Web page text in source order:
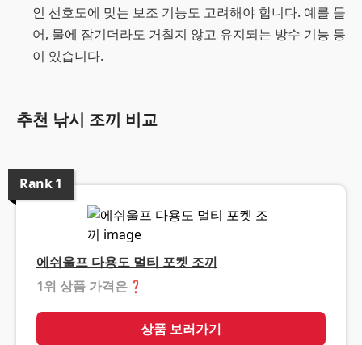
인 선호도에 맞는 보조 기능도 고려해야 합니다. 예를 들
어, 물에 잠기더라도 거칠지 않고 유지되는 방수 기능 등
이 있습니다.
추천 낚시 조끼 비교
Rank1
에쉬울프 다용도 멀티 포켓 조끼
1위 상품 가격은 ❓
상품 보러가기